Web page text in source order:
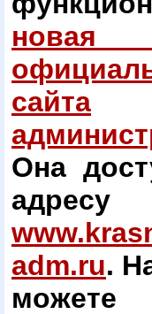
новая
сайта
Она
адресу
adm.ru.
можете